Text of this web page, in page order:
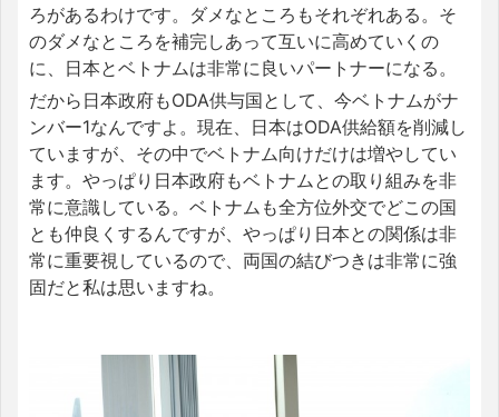
ろがあるわけです。ダメなところもそれぞれある。そ
のダメなところを補完しあって互いに高めていくの
に、日本とベトナムは非常に良いパートナーになる。
だから日本政府もODA供与国として、今ベトナムがナ
ンバー1なんですよ。現在、日本はODA供給額を削減し
ていますが、その中でベトナム向けだけは増やしてい
ます。やっぱり日本政府もベトナムとの取り組みを非
常に意識している。ベトナムも全方位外交でどこの国
とも仲良くするんですが、やっぱり日本との関係は非
常に重要視しているので、両国の結びつきは非常に強
固だと私は思いますね。